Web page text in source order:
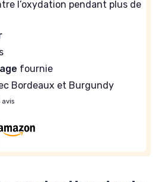
l’oxydation pendant plus de
fournie
Bordeaux et Burgundy
avis